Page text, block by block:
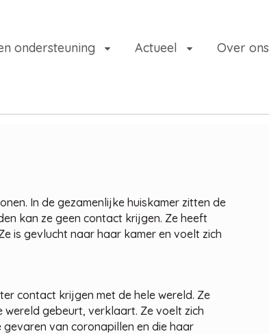
ondersteuning Actueel Over ons
In de gezamenlijke huiskamer zitten de
kan ze geen contact krijgen. Ze heeft
is gevlucht naar haar kamer en voelt zich
contact krijgen met de hele wereld. Ze
gebeurt, verklaart. Ze voelt zich
van coronapillen en die haar